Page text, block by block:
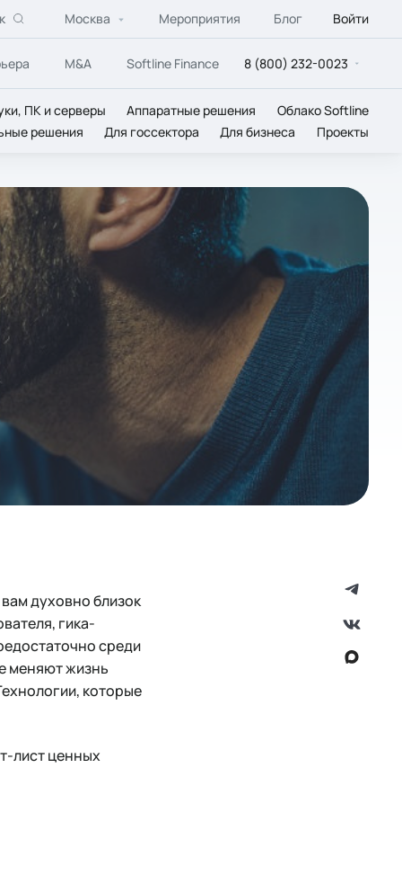
Москва Мероприятия Блог Войти
M&A Softline Finance 8 (800) 232-0023
ПК и серверы Аппаратные решения
Облако Softline
решения Для госсектора Для бизнеса Проекты
духовно близок
гика-
среди
меняют жизнь
которые
лист ценных